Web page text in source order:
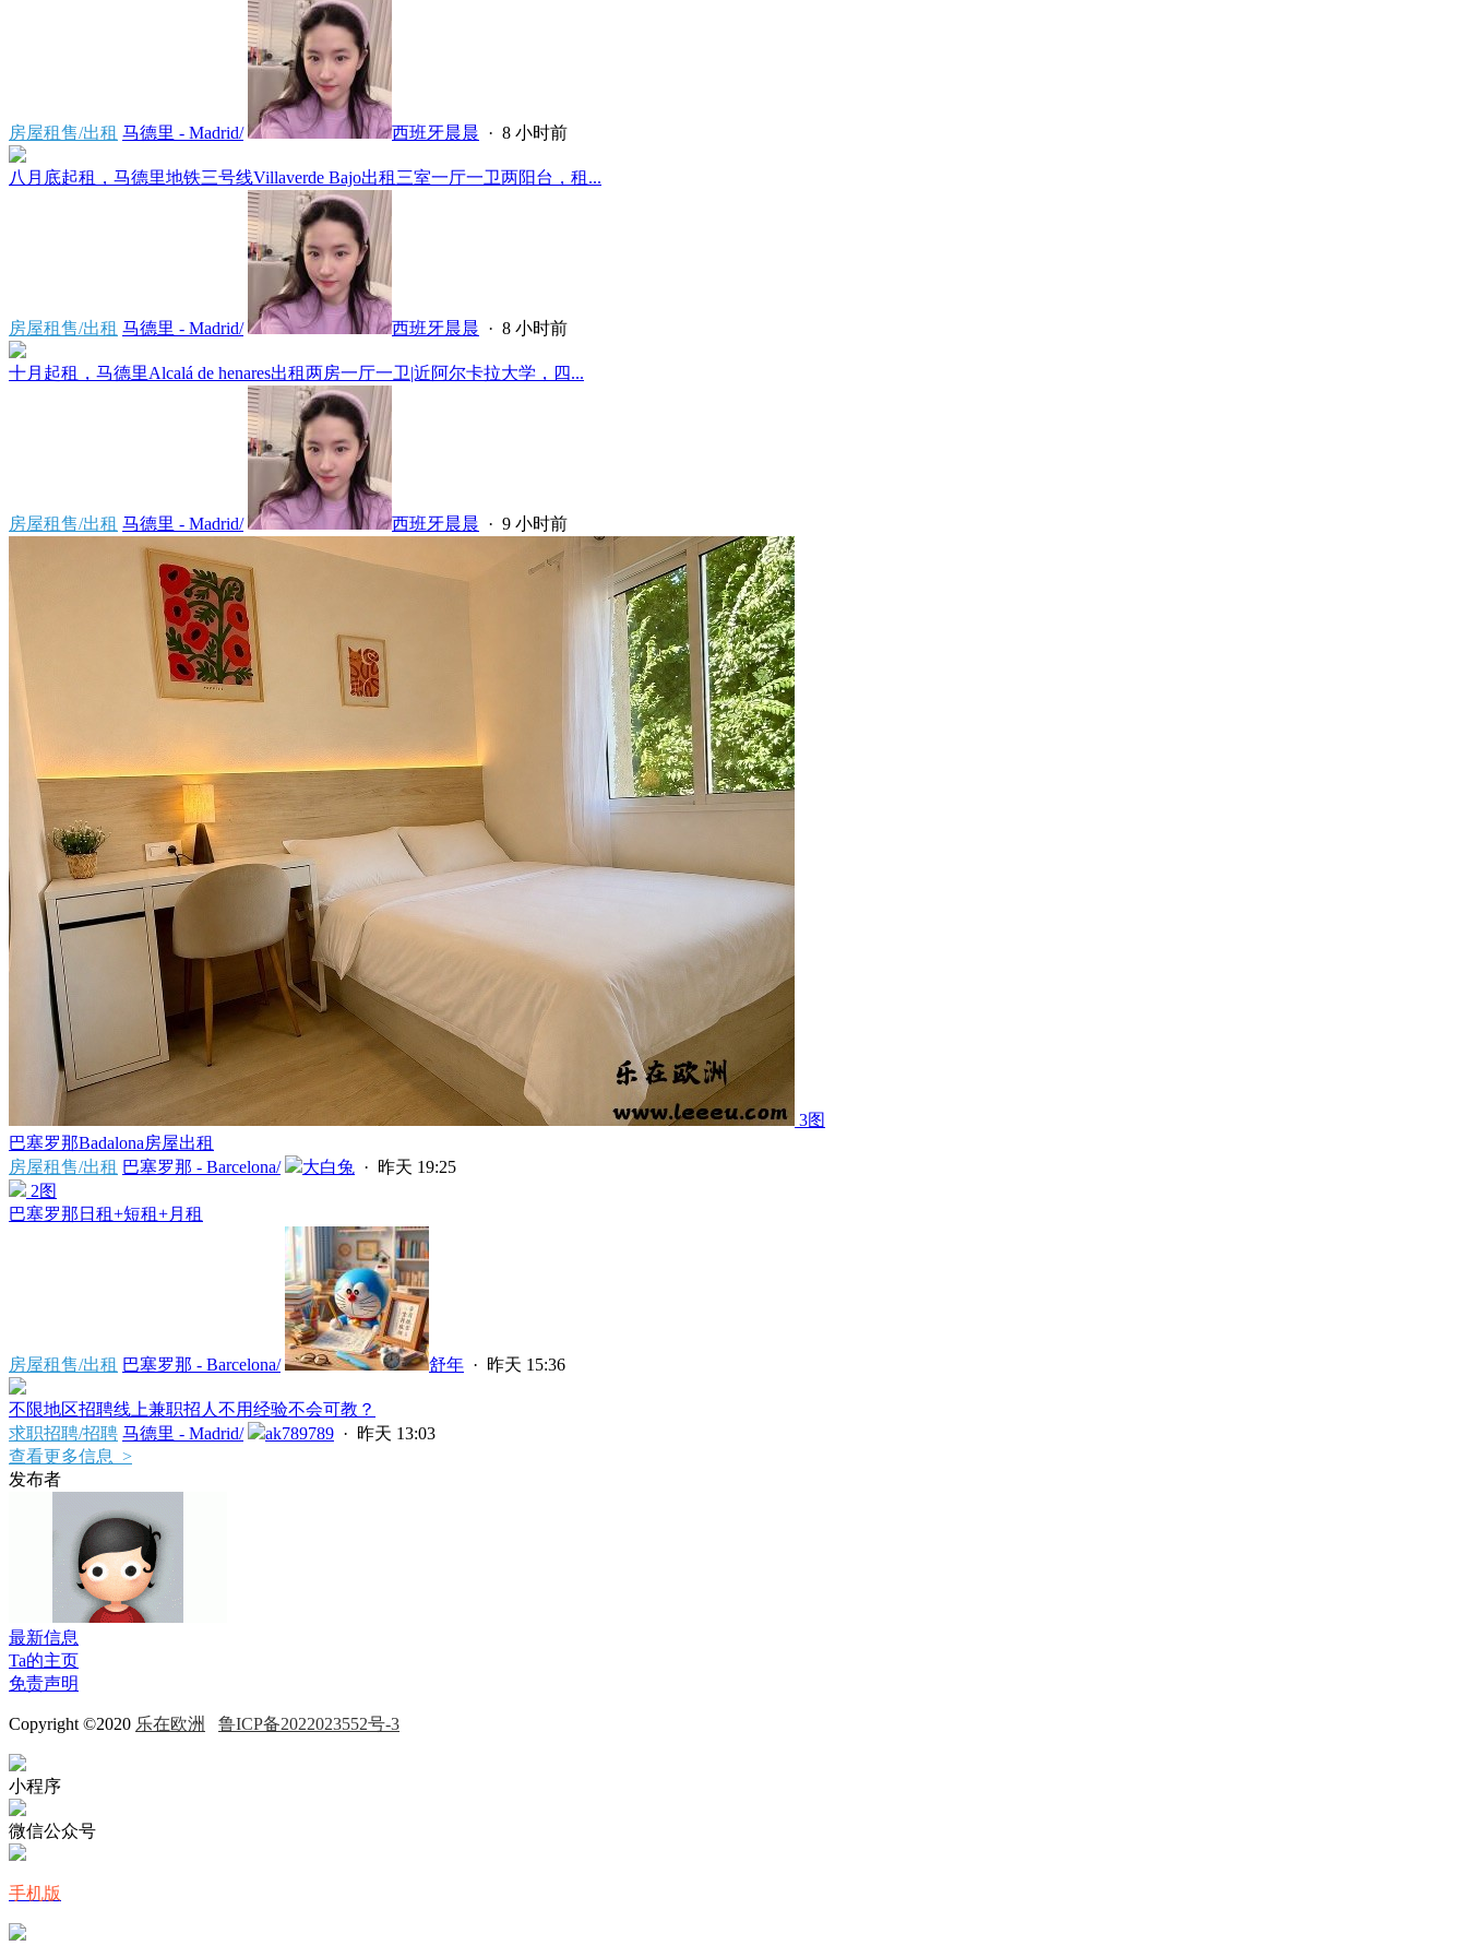
房屋租售/出租 马德里 - Madrid/ 西班牙晨晨 · 8 小时前
八月底起租，马德里地铁三号线Villaverde Bajo出租三室一厅一卫两阳台，租...
房屋租售/出租 马德里 - Madrid/ 西班牙晨晨 · 8 小时前
十月起租，马德里Alcalá de henares出租两房一厅一卫|近阿尔卡拉大学，四...
房屋租售/出租 马德里 - Madrid/ 西班牙晨晨 · 9 小时前
3图
巴塞罗那Badalona房屋出租
房屋租售/出租 巴塞罗那 - Barcelona/ 大白兔 · 昨天 19:25
2图
巴塞罗那日租+短租+月租
房屋租售/出租 巴塞罗那 - Barcelona/ 舒年 · 昨天 15:36
不限地区招聘线上兼职招人不用经验不会可教？
求职招聘/招聘 马德里 - Madrid/ ak789789 · 昨天 13:03
查看更多信息 >
发布者
最新信息
Ta的主页
免责声明
Copyright ©2020 乐在欧洲 鲁ICP备2022023552号-3
小程序
微信公众号
手机版